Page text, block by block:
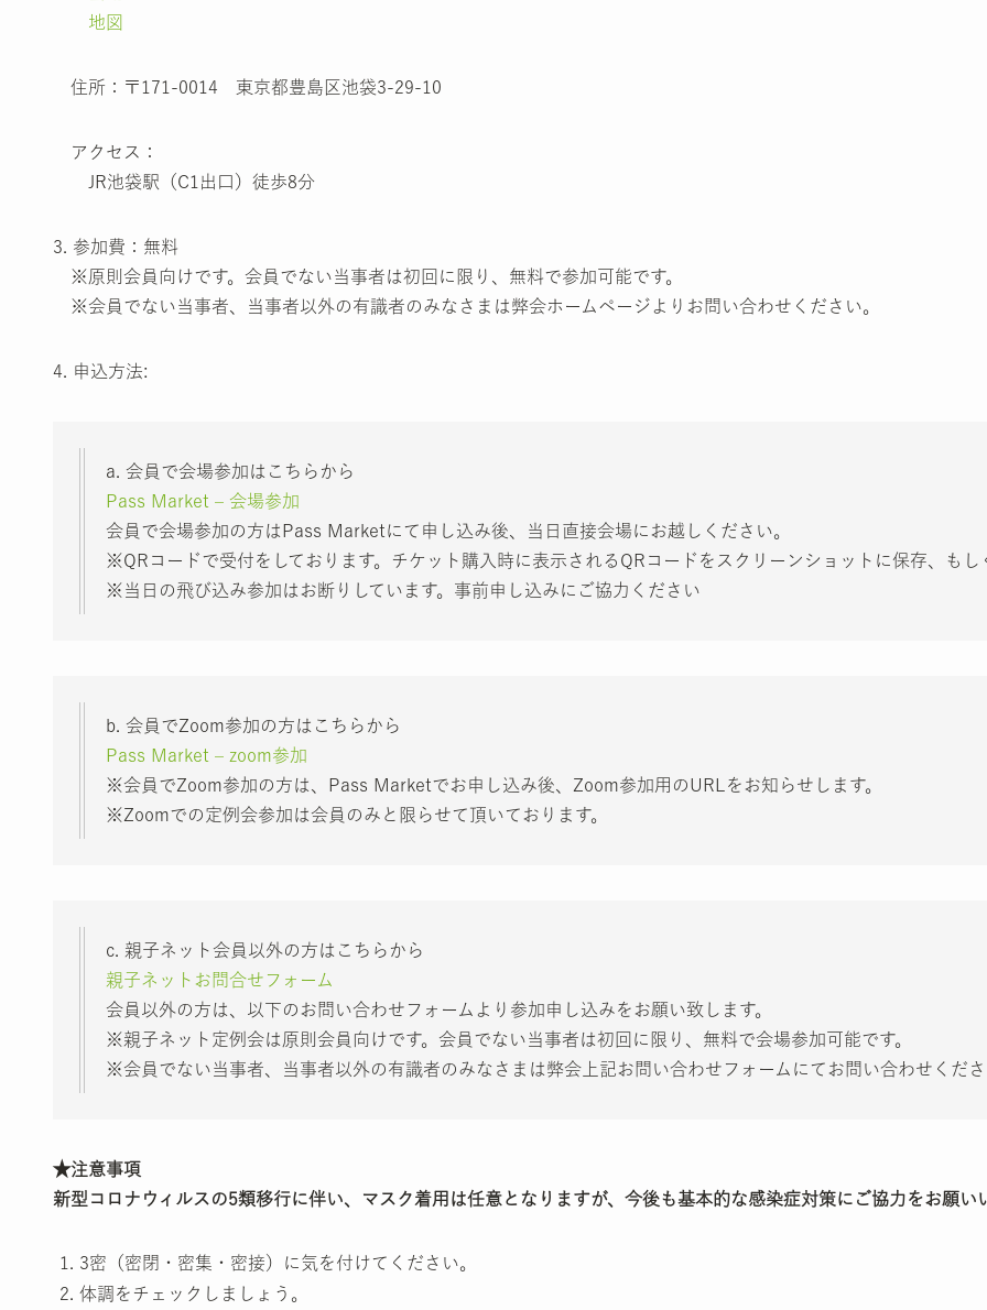
地図
住所：〒171-0014 東京都豊島区池袋3-29-10
アクセス：
JR池袋駅（C1出口）徒歩8分
3. 参加費：無料
※原則会員向けです。会員でない当事者は初回に限り、無料で参加可能です。
※会員でない当事者、当事者以外の有識者のみなさまは弊会ホームページよりお問い合わせください。
4. 申込方法:
a. 会員で会場参加はこちらから
Pass Market – 会場参加
会員で会場参加の方はPass Marketにて申し込み後、当日直接会場にお越しください。
※QRコードで受付をしております。チケット購入時に表示されるQRコードをスクリーンショットに保存、も
※当日の飛び込み参加はお断りしています。事前申し込みにご協力ください
b. 会員でZoom参加の方はこちらから
Pass Market – zoom参加
※会員でZoom参加の方は、Pass Marketでお申し込み後、Zoom参加用のURLをお知らせします。
※Zoomでの定例会参加は会員のみと限らせて頂いております。
c. 親子ネット会員以外の方はこちらから
親子ネットお問合せフォーム
会員以外の方は、以下のお問い合わせフォームより参加申し込みをお願い致します。
※親子ネット定例会は原則会員向けです。会員でない当事者は初回に限り、無料で会場参加可能です。
※会員でない当事者、当事者以外の有識者のみなさまは弊会上記お問い合わせフォームにてお問い合わせくだ
★注意事項
新型コロナウィルスの5類移行に伴い、マスク着用は任意となりますが、今後も基本的な感染症対策にご協力をお願い
3密（密閉・密集・密接）に気を付けてください。
体調をチェックしましょう。